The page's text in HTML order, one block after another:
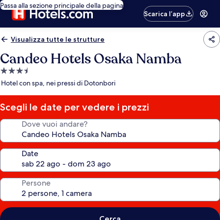
Passa alla sezione principale della pagina
Scarica l’app
Visualizza tutte le strutture
Candeo Hotels Osaka Namba
Struttura
a
stelle
Hotel con spa, nei pressi di Dotonbori
Scegli le date per vedere i prezzi
Dove vuoi andare?
Date
Persone